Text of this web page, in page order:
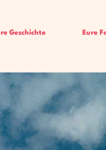
Geschichte Eure